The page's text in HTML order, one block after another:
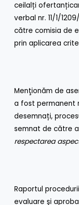
ceilalți
verbal nr. 11/1/
către comisia de
prin aplicarea
Menţionăm de
a fost permanent
desemnați,
semnat de către
respectarea
Raportul
evaluare şi